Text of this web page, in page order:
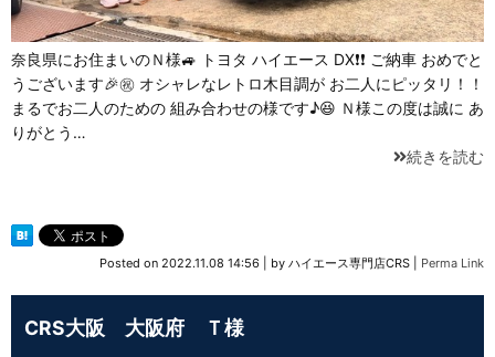
奈良県にお住まいのＮ様🚙 トヨタ ハイエース DX❗❗ ご納車 おめでと
うございます🎉㊗️ オシャレなレトロ木目調が お二人にピッタリ！！
まるでお二人のための 組み合わせの様です♪😆 Ｎ様この度は誠に あ
りがとう…
続きを読む
Posted on 2022.11.08 14:56 by ハイエース専門店CRS Perma Link
CRS大阪 大阪府 Ｔ様